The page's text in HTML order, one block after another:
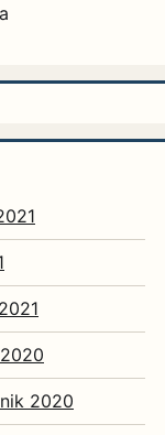
2020